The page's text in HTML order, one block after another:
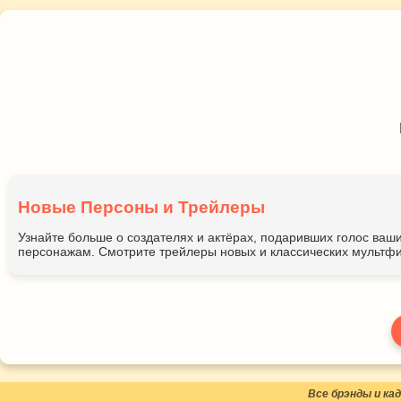
Новые Персоны и Трейлеры
Узнайте больше о создателях и актёрах, подаривших голос
персонажам. Смотрите трейлеры новых и классических
Все брэнды и